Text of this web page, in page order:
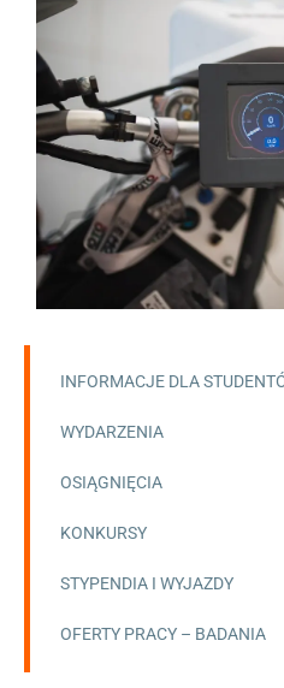
INFORMACJE DLA
WYDARZENIA
OSIĄGNIĘCIA
KONKURSY
STYPENDIA I WYJAZDY
OFERTY PRACY – BADANIA